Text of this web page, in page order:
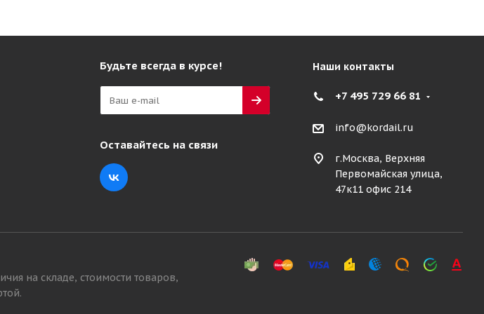
Будьте всегда в курсе!
Оставайтесь на связи
Наши контакты
+7 495 729 66 81
info@kordail.ru
г.Москва, Верхняя
Первомайская улица,
47к11 офис 214
на складе, стоимости товаров,